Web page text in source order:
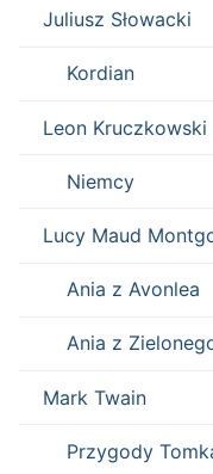
Juliusz Słowacki
Kordian
Leon Kruczkowski
Niemcy
Lucy Maud
Ania z Avonlea
Ania z
Mark Twain
Przygody